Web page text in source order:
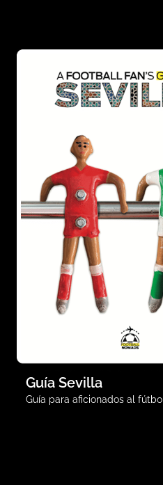
Guía Sevilla
Guía para aficionados al fútbol